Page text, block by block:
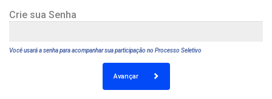
Crie sua Senha
Você usará a senha para acompanhar sua participação no Processo Seletivo
Avançar